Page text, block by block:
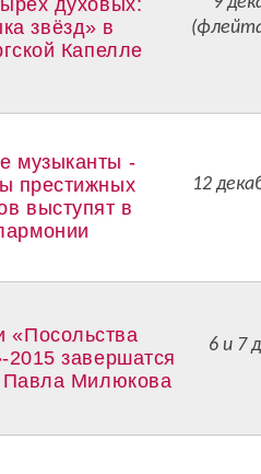
духовых:
звёзд» в
Капелле
музыканты -
престижных
выступят в
12
«Посольства
2015 завершатся
Павла Милюкова
6 и 7